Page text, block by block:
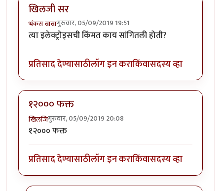
खिलजी सर
भंकस बाबागुरुवार, 05/09/2019 19:51
त्या इलेक्ट्रोड्सची किंमत काय सांगितली होती?
प्रतिसाद देण्यासाठीलॉग इन कराकिंवासदस्य व्हा
१२००० फक्त
खिलजिगुरुवार, 05/09/2019 20:08
१२००० फक्त
प्रतिसाद देण्यासाठीलॉग इन कराकिंवासदस्य व्हा